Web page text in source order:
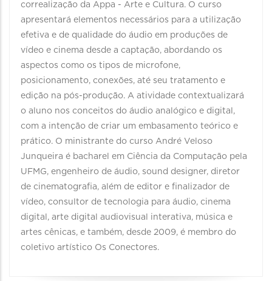
correalização da Appa - Arte e Cultura. O curso
apresentará elementos necessários para a utilização
efetiva e de qualidade do áudio em produções de
vídeo e cinema desde a captação, abordando os
aspectos como os tipos de microfone,
posicionamento, conexões, até seu tratamento e
edição na pós-produção. A atividade contextualizará
o aluno nos conceitos do áudio analógico e digital,
com a intenção de criar um embasamento teórico e
prático. O ministrante do curso André Veloso
Junqueira é bacharel em Ciência da Computação pela
UFMG, engenheiro de áudio, sound designer, diretor
de cinematografia, além de editor e finalizador de
vídeo, consultor de tecnologia para áudio, cinema
digital, arte digital audiovisual interativa, música e
artes cênicas, e também, desde 2009, é membro do
coletivo artístico Os Conectores.